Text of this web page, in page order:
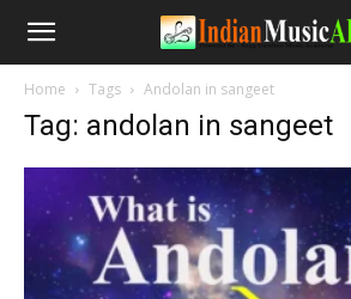
Home Tags Andolan in sangeet
Tag: andolan in sangeet